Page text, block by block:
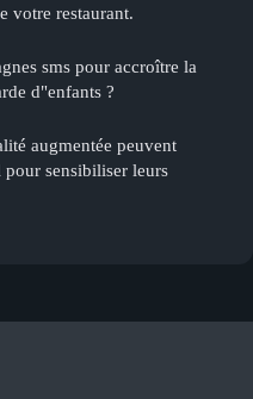
votre restaurant.
sms pour accroître la
d"enfants ?
augmentée peuvent
sensibiliser leurs